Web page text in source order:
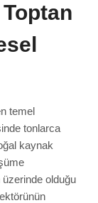
temel
tonlarca
kaynak
üzerinde olduğu